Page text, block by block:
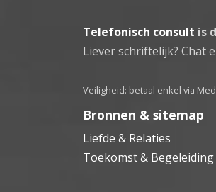
Telefonisch consult is
Liever schriftelijk? Chat
Veiligheid: betaal enkel via
Bronnen & sitemap
Liefde & Relaties
Toekomst & Begeleiding